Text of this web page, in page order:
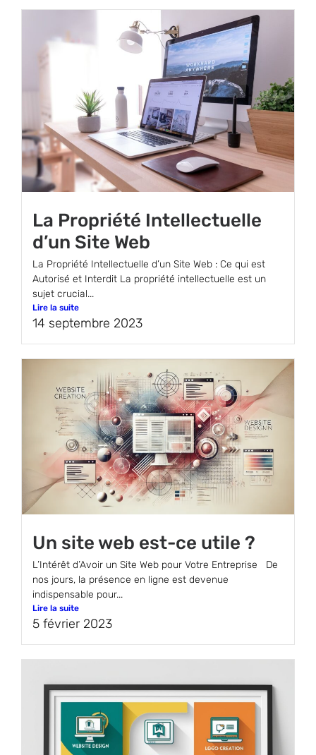
La Propriété Intellectuelle
d’un Site Web
La Propriété Intellectuelle d’un Site Web : Ce qui est
Autorisé et Interdit La propriété intellectuelle est un
sujet crucial...
Lire la suite
14 septembre 2023
Un site web est-ce utile ?
L’Intérêt d’Avoir un Site Web pour Votre Entreprise De
nos jours, la présence en ligne est devenue
indispensable pour...
Lire la suite
5 février 2023